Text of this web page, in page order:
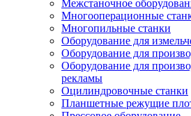
Межстаночное
Многооперационные
Многопильные станки
Оборудование для
Оборудование для
Оборудование для
рекламы
Оцилиндровочные станки
Планшетные режущие